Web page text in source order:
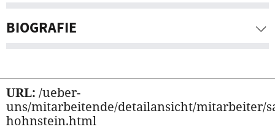
BIOGRAFIE
URL: /ueber-
uns/mitarbeitende/detailansicht/mitarbeiter/
hohnstein.html